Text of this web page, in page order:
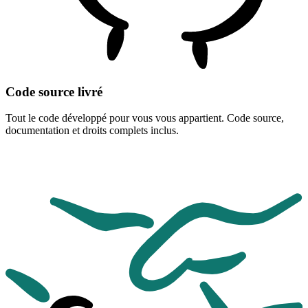
Code source livré
Tout le code développé pour vous vous appartient. Code source,
documentation et droits complets inclus.